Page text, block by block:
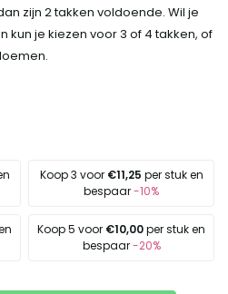
zijn 2 takken voldoende. Wil je
kun je kiezen voor 3 of 4 takken, of
Koop 3 voor €11,25 per stuk en
bespaar-10%
Koop 5 voor €10,00per stuk en
bespaar-20%